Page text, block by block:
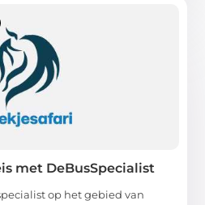
met DeBusSpecialist
op het gebied van